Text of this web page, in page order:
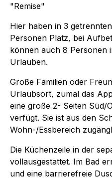
"Remise"
Hier haben in 3
Personen Platz, bei
können auch 8 Personen
Urlauben.
Große Familien oder
Urlaubsort, zumal das
eine große 2- Seiten Süd/
verfügt. Sie ist aus den
Wohn-/Essbereich
Die Küchenzeile in der
vollausgestattet. Im Bad
und eine barrierefreie